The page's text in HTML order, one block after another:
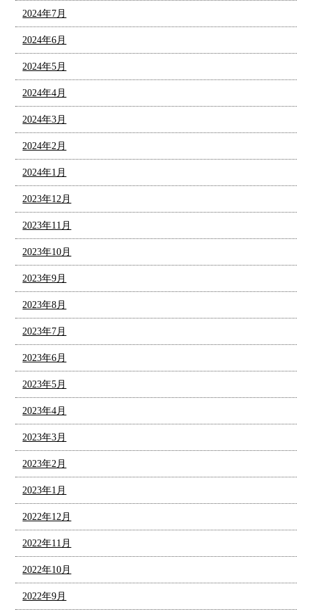
2024年7月
2024年6月
2024年5月
2024年4月
2024年3月
2024年2月
2024年1月
2023年12月
2023年11月
2023年10月
2023年9月
2023年8月
2023年7月
2023年6月
2023年5月
2023年4月
2023年3月
2023年2月
2023年1月
2022年12月
2022年11月
2022年10月
2022年9月